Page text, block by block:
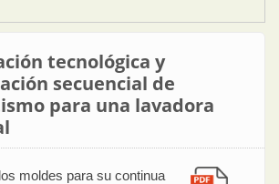
tecnológica y
secuencial de
para una lavadora
moldes para su continua